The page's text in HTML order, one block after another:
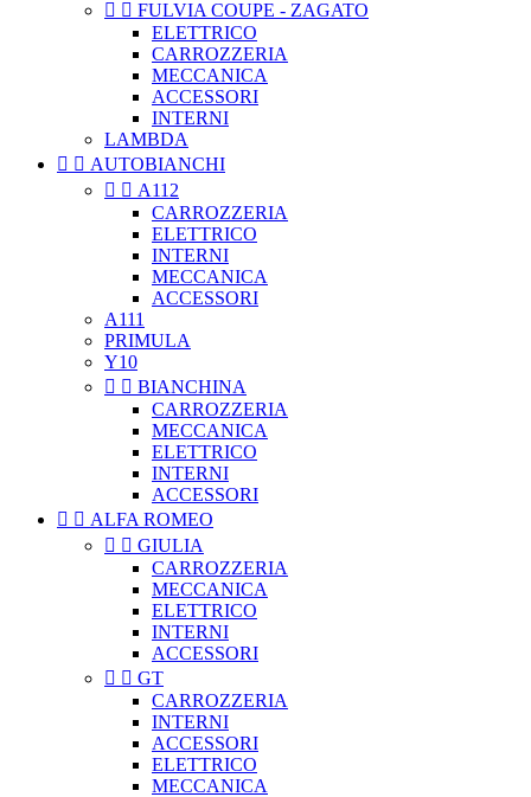
  FULVIA COUPE - ZAGATO
ELETTRICO
CARROZZERIA
MECCANICA
ACCESSORI
INTERNI
LAMBDA
  AUTOBIANCHI
  A112
CARROZZERIA
ELETTRICO
INTERNI
MECCANICA
ACCESSORI
A111
PRIMULA
Y10
  BIANCHINA
CARROZZERIA
MECCANICA
ELETTRICO
INTERNI
ACCESSORI
  ALFA ROMEO
  GIULIA
CARROZZERIA
MECCANICA
ELETTRICO
INTERNI
ACCESSORI
  GT
CARROZZERIA
INTERNI
ACCESSORI
ELETTRICO
MECCANICA